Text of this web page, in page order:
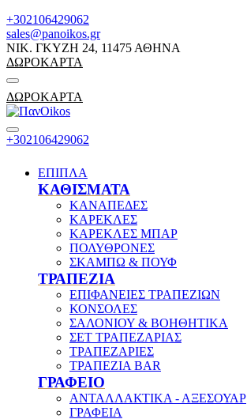
+302106429062
sales@panoikos.gr
ΝΙΚ. ΓΚΥΖΗ 24, 11475 ΑΘΗΝΑ
ΔΩΡΟΚΑΡΤΑ
ΔΩΡΟΚΑΡΤΑ
+302106429062
ΕΠΙΠΛΑ
ΚΑΘΙΣΜΑΤΑ
ΚΑΝΑΠΕΔΕΣ
ΚΑΡΕΚΛΕΣ
ΚΑΡΕΚΛΕΣ ΜΠΑΡ
ΠΟΛΥΘΡΟΝΕΣ
ΣΚΑΜΠΩ & ΠΟΥΦ
ΤΡΑΠΕΖΙΑ
ΕΠΙΦΑΝΕΙΕΣ ΤΡΑΠΕΖΙΩΝ
ΚΟΝΣΟΛΕΣ
ΣΑΛΟΝΙΟΥ & ΒΟΗΘΗΤΙΚΑ
ΣΕΤ ΤΡΑΠΕΖΑΡΙΑΣ
ΤΡΑΠΕΖΑΡΙΕΣ
ΤΡΑΠΕΖΙΑ BAR
ΓΡΑΦΕΙΟ
ΑΝΤΑΛΛΑΚΤΙΚΑ - ΑΞΕΣΟΥΑΡ
ΓΡΑΦΕΙΑ